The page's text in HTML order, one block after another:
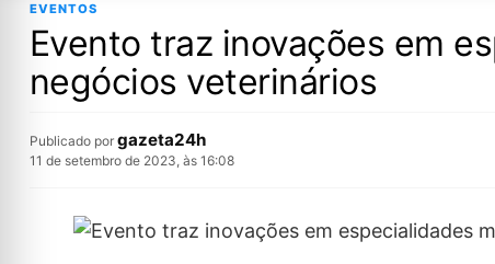
EVENTOS
Evento traz inovações em
negócios veterinários
Publicado por gazeta24h
11 de setembro de 2023, às 16:08